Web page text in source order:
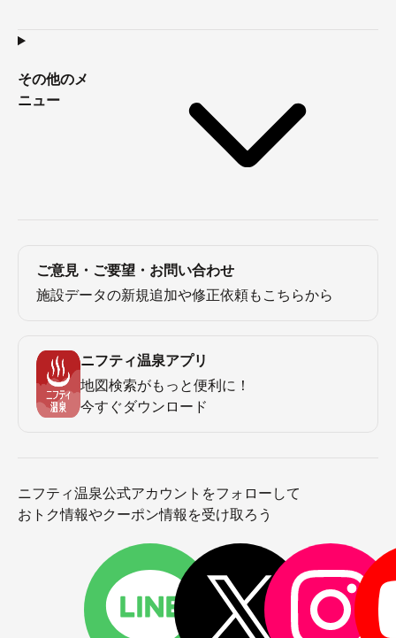
その他のメ
ニュー
ご意見・ご要望・お問い合わせ
施設データの新規追加や修正依頼もこちらから
ニフティ温泉アプリ
地図検索がもっと便利に！
今すぐダウンロード
ニフティ温泉公式アカウントをフォローして
おトク情報やクーポン情報を受け取ろう